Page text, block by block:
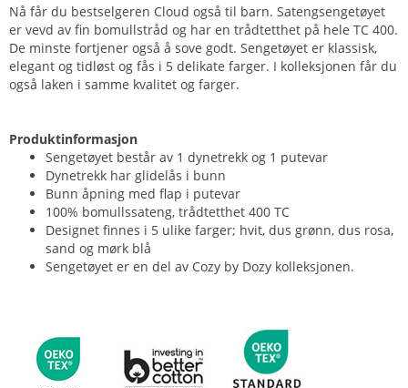
Nå får du bestselgeren Cloud også til barn. Satengsengetøyet
er vevd av fin bomullstråd og har en trådtetthet på hele TC 400.
De minste fortjener også å sove godt. Sengetøyet er klassisk,
elegant og tidløst og fås i 5 delikate farger. I kolleksjonen får du
også laken i samme kvalitet og farger.
Produktinformasjon
Sengetøyet består av 1 dynetrekk og 1 putevar
Dynetrekk har glidelås i bunn
Bunn åpning med flap i putevar
100% bomullssateng, trådtetthet 400 TC
Designet finnes i 5 ulike farger; hvit, dus grønn, dus rosa,
sand og mørk blå
Sengetøyet er en del av Cozy by Dozy kolleksjonen.